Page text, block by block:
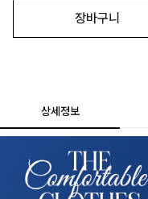
장바구니
상세정보